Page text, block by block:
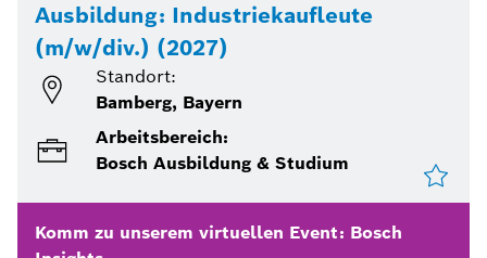
Ausbildung: Industriekaufleute
(m/w/div.) (2027)
Standort:
Bamberg, Bayern
Arbeitsbereich:
Bosch Ausbildung & Studium
Komm zu unserem virtuellen Event: Bosch